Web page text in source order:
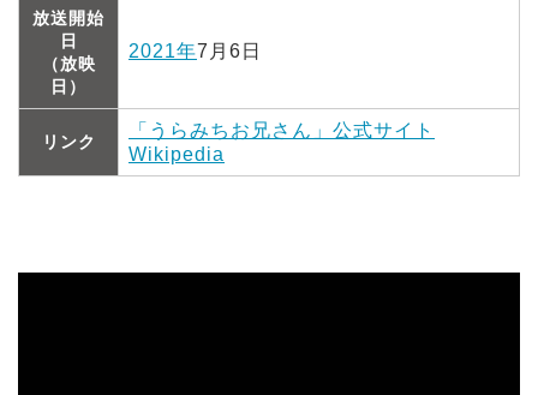
放送開始
日
（放映
日）
2021年7月6日
リンク
「うらみちお兄さん」公式サイト
Wikipedia